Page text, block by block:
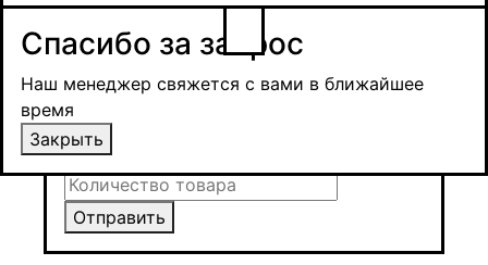
Заказ товара
Уведомить о поступлении
Спасибо за заявку
Наш менеджер свяжется с вами в ближайшее
время и обсудит сроки поставки и условия
оплаты
Закрыть
Получить оптовую цену
Отправить
Спасибо за запрос
Наш менеджер свяжется с вами в ближайшее
время
Закрыть